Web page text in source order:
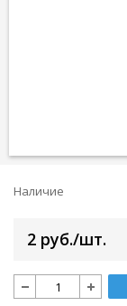
Наличие
2 руб./шт.